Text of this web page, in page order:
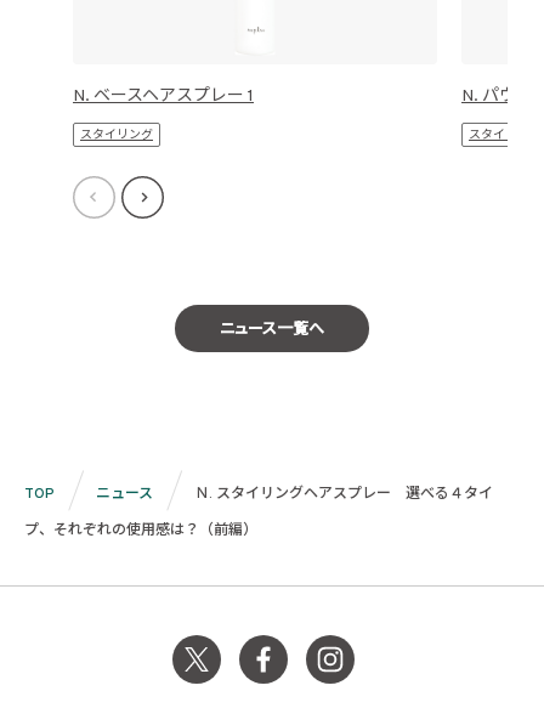
N. ベースヘアスプレー 1
スタイリング
N. パウダ
スタイリング
ニュース一覧へ
TOP ニュース
Ｎ. スタイリングヘアスプレー 選べる４タイ
プ、それぞれの使用感は？（前編）